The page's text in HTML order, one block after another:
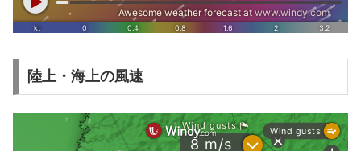
陸上・海上の風速